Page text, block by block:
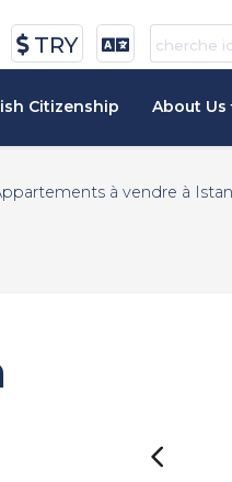
TRY
Citizenship About Us
à vendre à